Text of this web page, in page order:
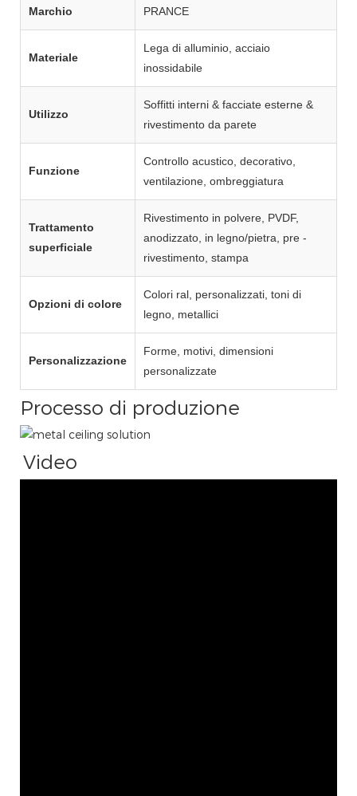
Marchio PRANCE
Materiale
Lega di alluminio, acciaio
inossidabile
Utilizzo
Soffitti interni & facciate esterne &
rivestimento da parete
Funzione
Controllo acustico, decorativo,
ventilazione, ombreggiatura
Trattamento
superficiale
Rivestimento in polvere, PVDF,
anodizzato, in legno/pietra, pre -
rivestimento, stampa
Opzioni di colore
Colori ral, personalizzati, toni di
legno, metallici
Personalizzazione
Forme, motivi, dimensioni
personalizzate
Processo di produzione
Video